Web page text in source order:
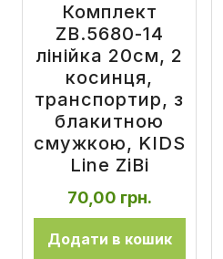
Комплект
ZB.5680-14
лінійка 20см, 2
косинця,
транспортир, з
блакитною
смужкою, KIDS
Line ZiBi
70,00 грн.
Додати в кошик